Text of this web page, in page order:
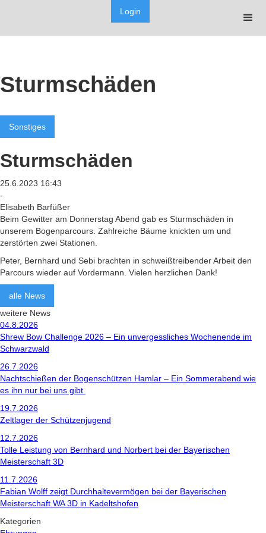
Login
Sturmschäden
Sonstiges
Sturmschäden
25.6.2023 16:43
-
Elisabeth Barfüßer
Beim Gewitter am Donnerstag Abend gab es Sturmschäden in
unserem Bogenparcours. Zahlreiche Bäume knickten um und
zerstörten zwei Stationen.
Peter, Bernhard und Sebi brachten in schweißtreibender Arbeit den
Parcours wieder auf Vordermann. Vielen herzlichen Dank!
alle News
weitere News
04.8.2026
Shrew Bow Challenge 2026 – Ein unvergessliches Wochenende im
Schwarzwald
26.7.2026
Nachtschießen der Bogenschützen Hamlar – Ein Sommerabend wie
es ihn nur bei uns gibt
19.7.2026
Zeltlager der Schützenjugend
12.7.2026
Tolle Leistung von Bernhard und Norbert bei der Bayerischen
Meisterschaft 3D
11.7.2026
Fabian Wolff zeigt Durchhaltevermögen bei der Bayerischen
Meisterschaft WA 3D in Kadeltshofen
Kategorien